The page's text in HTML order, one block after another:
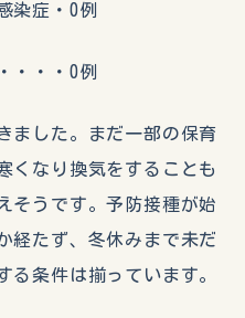
染症・0例
・・・0例
ました。まだ一部の保育
くなり換気をすることも
そうです。予防接種が始
経たず、冬休みまで未だ
る条件は揃っています。